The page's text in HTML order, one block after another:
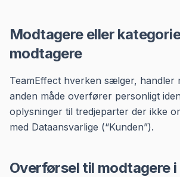
Modtagere eller
modtagere
TeamEffect hverken sælger, handler
anden måde overfører personligt
oplysninger til tredjeparter der ikke
med Dataansvarlige (“Kunden”).
Overførsel til modtagere